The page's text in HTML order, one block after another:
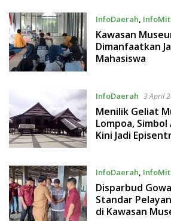
InfoDaerah,
Kawasan
Dimanfaatkan
Mahasiswa
InfoDaerah 3 April
Menilik Geliat
Lompoa,
Kini Jadi
InfoDaerah,
Disparbud
Standar
di Kawasan